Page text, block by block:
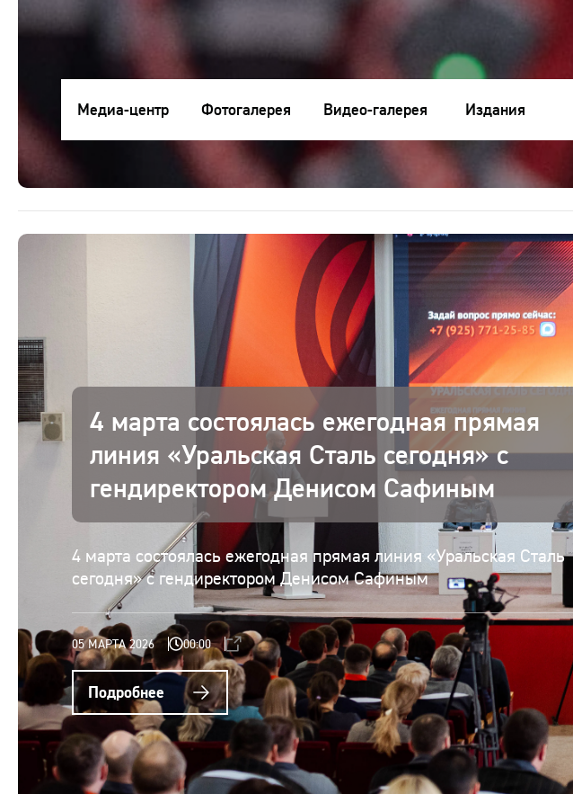
Карьера
Контакты
Медиа-центр
Клиентам
Медиа-центр Фотогалерея Видео-галерея Издания
4 марта состоялась ежегодная прямая
линия «Уральская Сталь сегодня» с
гендиректором Денисом Сафиным
4 марта состоялась ежегодная прямая линия «Уральская Сталь
сегодня» с гендиректором Денисом Сафиным
05 МАРТА 2026 00:00
Подробнее